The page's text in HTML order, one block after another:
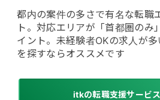
都内の案件の多さで有名な転職
ト。対応エリアが「首都圏のみ
イント。未経験者OKの求人が
を探すならオススメです
itkの転職支援サービ